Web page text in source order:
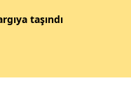
taşındı